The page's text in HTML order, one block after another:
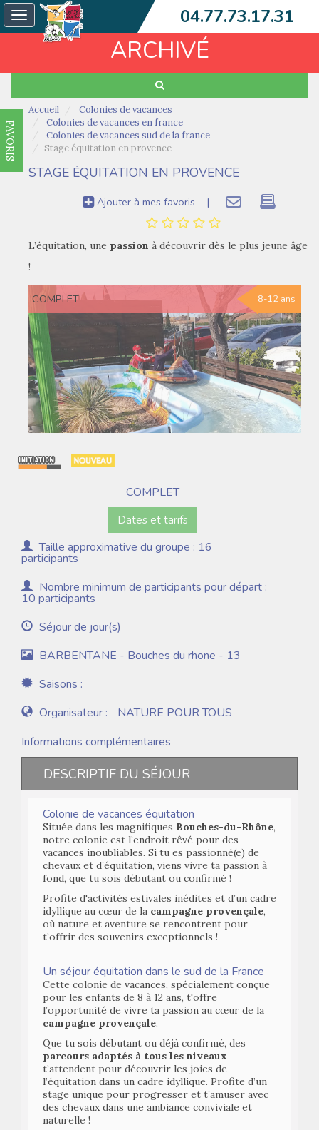
04.77.73.17.31
Toggle
navigation
FAVORIS
ARCHIVÉ
Accueil
Colonies de vacances
Colonies de vacances en france
Colonies de vacances sud de la france
Stage équitation en provence
STAGE ÉQUITATION EN PROVENCE
Ajouter à mes favoris |
L’équitation, une passion à découvrir dès le plus jeune âge
!
COMPLET 8-12 ans
COMPLET
Dates et tarifs
Taille approximative du groupe : 16
participants
Nombre minimum de participants pour départ :
10 participants
Séjour de jour(s)
BARBENTANE - Bouches du rhone - 13
Saisons :
Organisateur :
NATURE POUR TOUS
Informations complémentaires
DESCRIPTIF DU SÉJOUR
Colonie de vacances équitation
Située dans les magnifiques Bouches-du-Rhône,
notre colonie est l’endroit rêvé pour des
vacances inoubliables. Si tu es passionné(e) de
chevaux et d’équitation, viens vivre ta passion à
fond, que tu sois débutant ou confirmé !
Profite d'activités estivales inédites et d’un cadre
idyllique au cœur de la campagne provençale,
où nature et aventure se rencontrent pour
t’offrir des souvenirs exceptionnels !
Un séjour équitation dans le sud de la France
Cette colonie de vacances, spécialement conçue
pour les enfants de 8 à 12 ans, t'offre
l’opportunité de vivre ta passion au cœur de la
campagne provençale.
Que tu sois débutant ou déjà confirmé, des
parcours adaptés à tous les niveaux
t’attendent pour découvrir les joies de
l’équitation dans un cadre idyllique. Profite d’un
stage unique pour progresser et t’amuser avec
des chevaux dans une ambiance conviviale et
naturelle !